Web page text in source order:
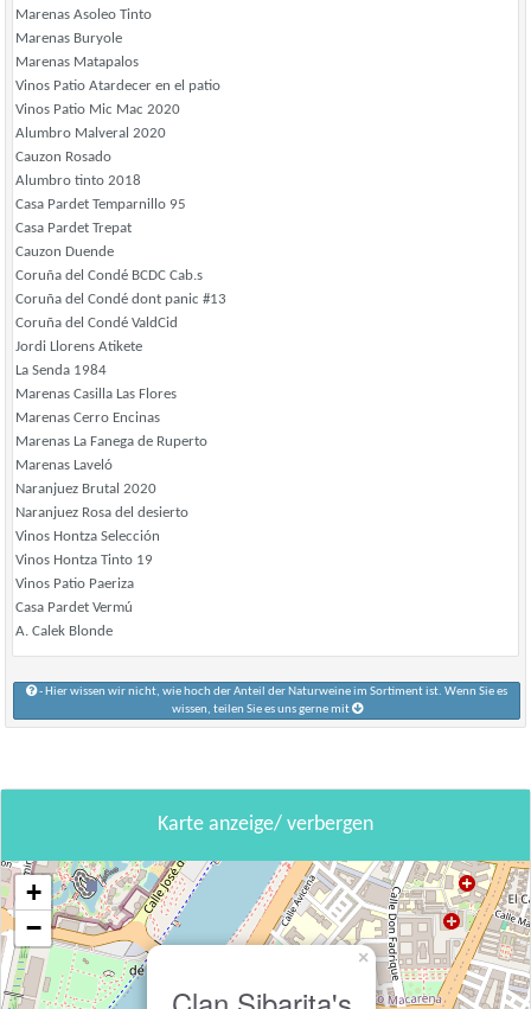
Marenas Asoleo Tinto
Marenas Buryole
Marenas Matapalos
Vinos Patio Atardecer en el patio
Vinos Patio Mic Mac 2020
Alumbro Malveral 2020
Cauzon Rosado
Alumbro tinto 2018
Casa Pardet Temparnillo 95
Casa Pardet Trepat
Cauzon Duende
Coruña del Condé BCDC Cab.s
Coruña del Condé dont panic #13
Coruña del Condé ValdCid
Jordi Llorens Atikete
La Senda 1984
Marenas Casilla Las Flores
Marenas Cerro Encinas
Marenas La Fanega de Ruperto
Marenas Laveló
Naranjuez Brutal 2020
Naranjuez Rosa del desierto
Vinos Hontza Selección
Vinos Hontza Tinto 19
Vinos Patio Paeriza
Casa Pardet Vermú
A. Calek Blonde
- Hier wissen wir nicht, wie hoch der Anteil der Naturweine im Sortiment ist. Wenn Sie es
wissen, teilen Sie es uns gerne mit
Karte anzeige/ verbergen
×
+
−